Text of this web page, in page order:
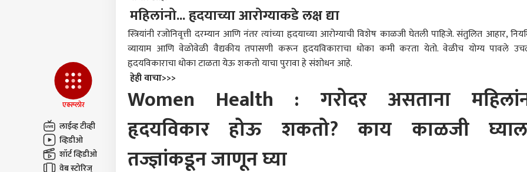
एक्स्प्लोर
लाईव्ह टीव्ही
व्हिडीओ
शॉर्ट व्हिडीओ
वेब स्टोरिज्
महिलांनो... हृदयाच्या आरोग्याकडे लक्ष द्या
स्त्रियांनी रजोनिवृत्ती दरम्यान आणि नंतर त्यांच्या हृदयाच्या आरोग्याची विशेष काळजी घेतली पाहिजे. संतुलित आहार,
व्यायाम आणि वेळोवेळी वैद्यकीय तपासणी करून हृदयविकाराचा धोका कमी करता येतो. वेळीच योग्य पावले
हृदयविकाराचा धोका टाळता येऊ शकतो याचा पुरावा हे संशोधन आहे.
हेही वाचा>>>
Women Health : गरोदर असताना
हृदयविकार होऊ शकतो? काय काळजी
तज्ज्ञांकडून जाणून घ्या
LOGIN
'हाथी चले बाजार में, बाकी
पुढचं मी काय बोलत नाही..'
अमित भाई बोलतील तेव्हा
विरोधक पळून जातील, त्यांना
देशभक्ती दुसऱ्यांनी
मोदीजींच्या निवासाबाहेर
आंदोलन षड्यंत्र : एकनाथ शिंदे
भाजपमधील आवडता नेता
कोण असा प्रश्न? राहुल गांधी
यांनी 'अंकल' म्हणत उत्तर दिलं,
माजी मुख्यमंत्र्यांची प्रतिक्रिया
समोर
6400 रुपयांनी महागलं,
चांदीच्या दरात 12 हजारांची